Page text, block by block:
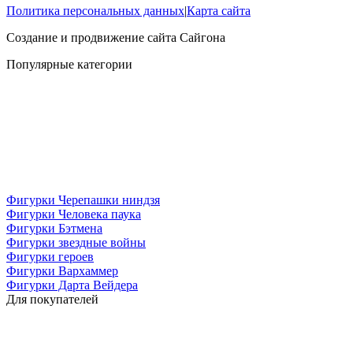
Политика персональных данных|Карта сайта
Создание и продвижение сайта Сайгона
Популярные категории
Фигурки Черепашки ниндзя
Фигурки Человека паука
Фигурки Бэтмена
Фигурки звездные войны
Фигурки героев
Фигурки Вархаммер
Фигурки Дарта Вейдера
Для покупателей